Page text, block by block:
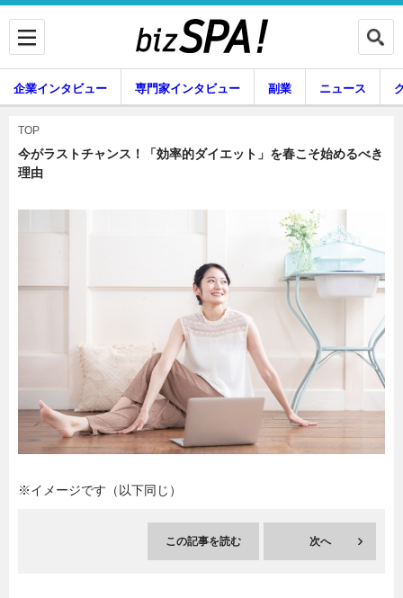
専門家インタビュー
副業 ニュース
グルメ スキル
暮らし エンタメ
企業インタビュー 専門家インタビュー 副業 ニュース
暮らし
TOP
今がラストチャンス！「効率的ダイエット」を春こそ始めるべき
理由
※イメージです（以下同じ）
この記事を読む 次へ